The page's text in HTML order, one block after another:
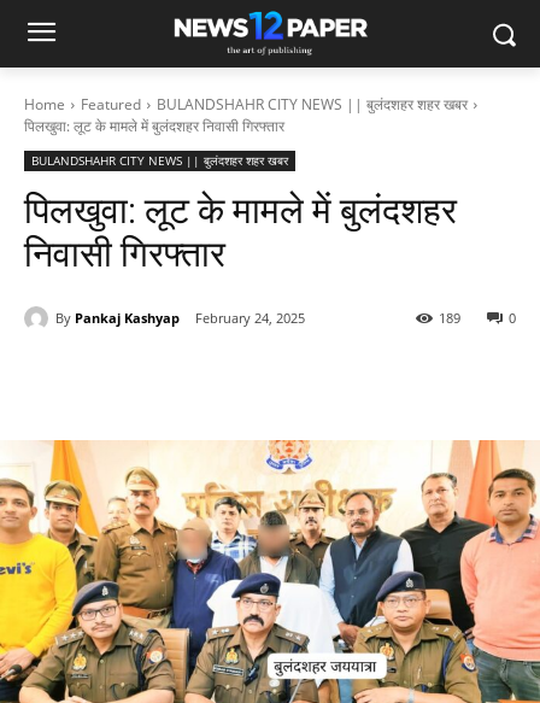
Home Featured
BULANDSHAHR CITY NEWS || बुलंदशहर शहर खबर
पिलखुवा: लूट के मामले में बुलंदशहर निवासी गिरफ्तार
BULANDSHAHR CITY NEWS || बुलंदशहर शहर खबर
पिलखुवा: लूट के मामले में बुलंदशहर
निवासी गिरफ्तार
By Pankaj Kashyap February 24, 2025 0
189